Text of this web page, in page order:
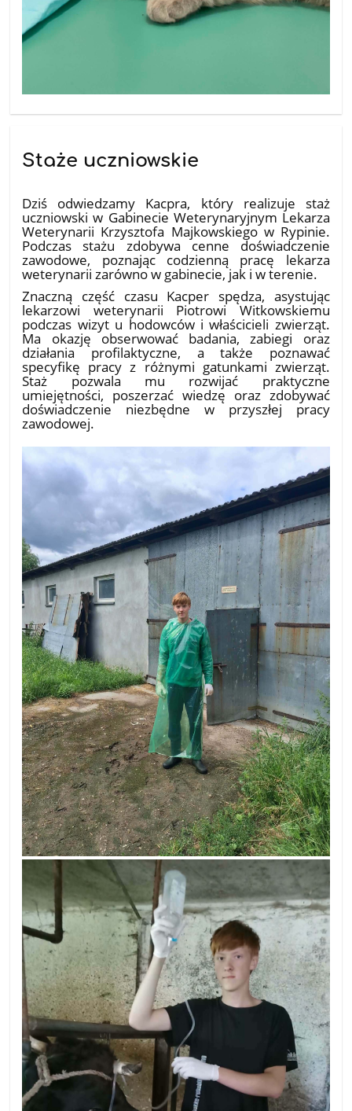
Staże uczniowskie
Dziś odwiedzamy Kacpra, który realizuje staż
uczniowski w Gabinecie Weterynaryjnym Lekarza
Weterynarii Krzysztofa Majkowskiego w Rypinie.
Podczas stażu zdobywa cenne doświadczenie
zawodowe, poznając codzienną pracę lekarza
weterynarii zarówno w gabinecie, jak i w terenie.
Znaczną część czasu Kacper spędza, asystując
lekarzowi weterynarii Piotrowi Witkowskiemu
podczas wizyt u hodowców i właścicieli zwierząt.
Ma okazję obserwować badania, zabiegi oraz
działania profilaktyczne, a także poznawać
specyfikę pracy z różnymi gatunkami zwierząt.
Staż pozwala mu rozwijać praktyczne
umiejętności, poszerzać wiedzę oraz zdobywać
doświadczenie niezbędne w przyszłej pracy
zawodowej.